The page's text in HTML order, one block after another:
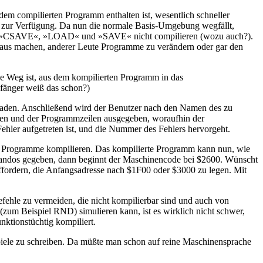
compilierten Programm enthalten ist, wesentlich schneller
Verfügung. Da nun die normale Basis-Umgebung wegfällt,
»LOAD« und »SAVE« nicht compilieren (wozu auch?).
machen, anderer Leute Programme zu verändern oder gar den
ist, aus dem kompilierten Programm in das
weiß das schon?)
Anschließend wird der Benutzer nach den Namen des zu
und der Programmzeilen ausgegeben, woraufhin der
aufgetreten ist, und die Nummer des Fehlers hervorgeht.
kompilieren. Das kompilierte Programm kann nun, wie
gegeben, dann beginnt der Maschinencode bei $2600. Wünscht
die Anfangsadresse nach $1F00 oder $3000 zu legen. Mit
zu vermeiden, die nicht kompilierbar sind und auch von
Beispiel RND) simulieren kann, ist es wirklich nicht schwer,
kompiliert.
zu schreiben. Da müßte man schon auf reine Maschinensprache